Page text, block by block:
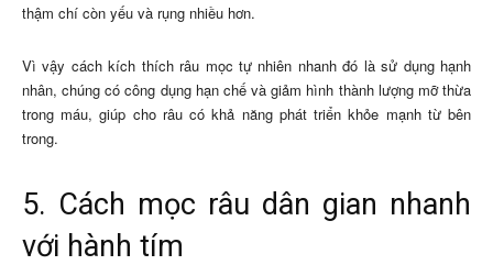
thậm chí còn yếu và rụng nhiều hơn.
Vì vậy cách kích thích râu mọc tự nhiên nhanh đó là sử dụng hạnh
nhân, chúng có công dụng hạn chế và giảm hình thành lượng mỡ thừa
trong máu, giúp cho râu có khả năng phát triển khỏe mạnh từ bên
trong.
5. Cách mọc râu dân gian nhanh
với hành tím